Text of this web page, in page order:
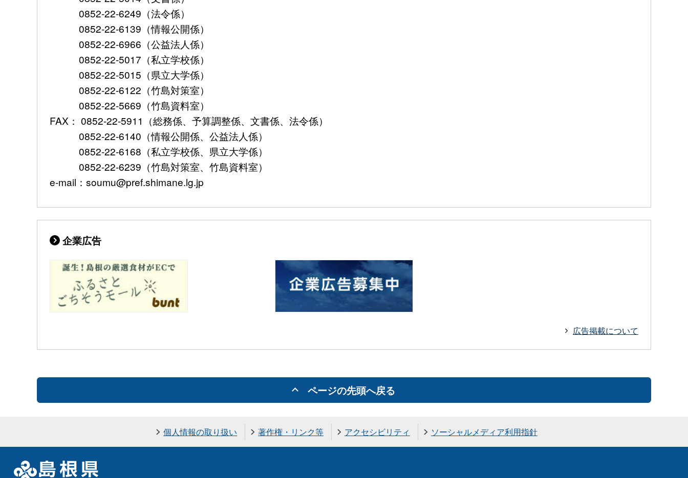
0852-22-6249（法令係）
0852-22-6139（情報公開係）
0852-22-6966（公益法人係）
0852-22-5017（私立学校係）
0852-22-5015（県立大学係）
0852-22-6122（竹島対策室）
0852-22-5669（竹島資料室）
FAX： 0852-22-5911（総務係、予算調整係、文書係、法令係）
0852-22-6140（情報公開係、公益法人係）
0852-22-6168（私立学校係、県立大学係）
0852-22-6239（竹島対策室、竹島資料室）
e-mail：soumu@pref.shimane.lg.jp
企業広告
広告掲載について
ページの先頭へ戻る
個人情報の取り扱い 著作権・リンク等 アクセシビリティ ソーシャルメディア利用指針